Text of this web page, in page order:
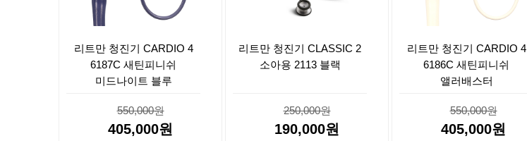
리트만 청진기 CARDIO 4
6187C 새틴피니쉬
미드나이트 블루
550,000원
405,000원
리트만 청진기 CLASSIC 2
소아용 2113 블랙
250,000원
190,000원
리트만 청진기 CARDIO 4
6186C 새틴피니쉬
앨러배스터
550,000원
405,000원